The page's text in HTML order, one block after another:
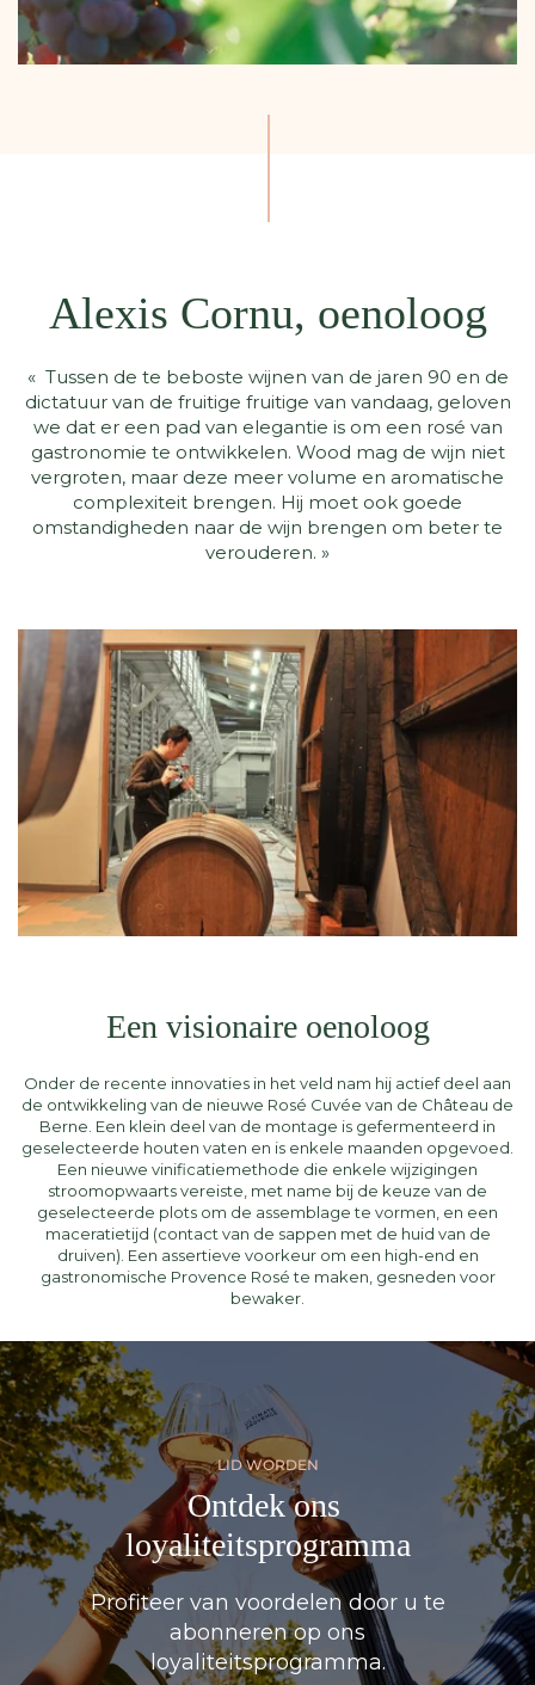
Alexis Cornu, oenoloog
« Tussen de te beboste wijnen van de jaren 90 en de
dictatuur van de fruitige fruitige van vandaag, geloven
we dat er een pad van elegantie is om een ​​rosé van
gastronomie te ontwikkelen. Wood mag de wijn niet
vergroten, maar deze meer volume en aromatische
complexiteit brengen. Hij moet ook goede
omstandigheden naar de wijn brengen om beter te
verouderen. »
Een visionaire oenoloog
Onder de recente innovaties in het veld nam hij actief deel aan
de ontwikkeling van de nieuwe Rosé Cuvée van de Château de
Berne. Een klein deel van de montage is gefermenteerd in
geselecteerde houten vaten en is enkele maanden opgevoed.
Een nieuwe vinificatiemethode die enkele wijzigingen
stroomopwaarts vereiste, met name bij de keuze van de
geselecteerde plots om de assemblage te vormen, en een
maceratietijd (contact van de sappen met de huid van de
druiven). Een assertieve voorkeur om een ​​high-end en
gastronomische Provence Rosé te maken, gesneden voor
bewaker.
LID WORDEN
Ontdek ons ​​
loyaliteitsprogramma
Profiteer van voordelen door u te
abonneren op ons
loyaliteitsprogramma.